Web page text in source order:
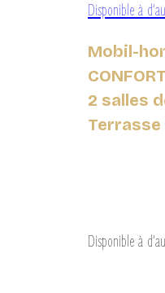
Disponible à
Mobil-
2 salles
Disponible à